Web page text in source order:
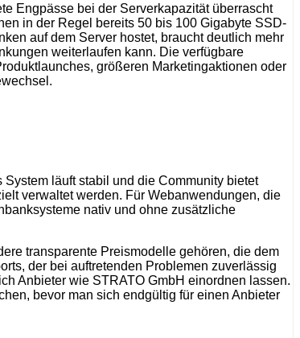
Engpässe bei der Serverkapazität überrascht
in der Regel bereits 50 bis 100 Gigabyte SSD-
auf dem Server hostet, braucht deutlich mehr
weiterlaufen kann. Die verfügbare
größeren Marketingaktionen oder
läuft stabil und die Community bietet
verwaltet werden. Für Webanwendungen, die
nativ und ohne zusätzliche
transparente Preismodelle gehören, die dem
der bei auftretenden Problemen zuverlässig
Anbieter wie STRATO GmbH einordnen lassen.
bevor man sich endgültig für einen Anbieter